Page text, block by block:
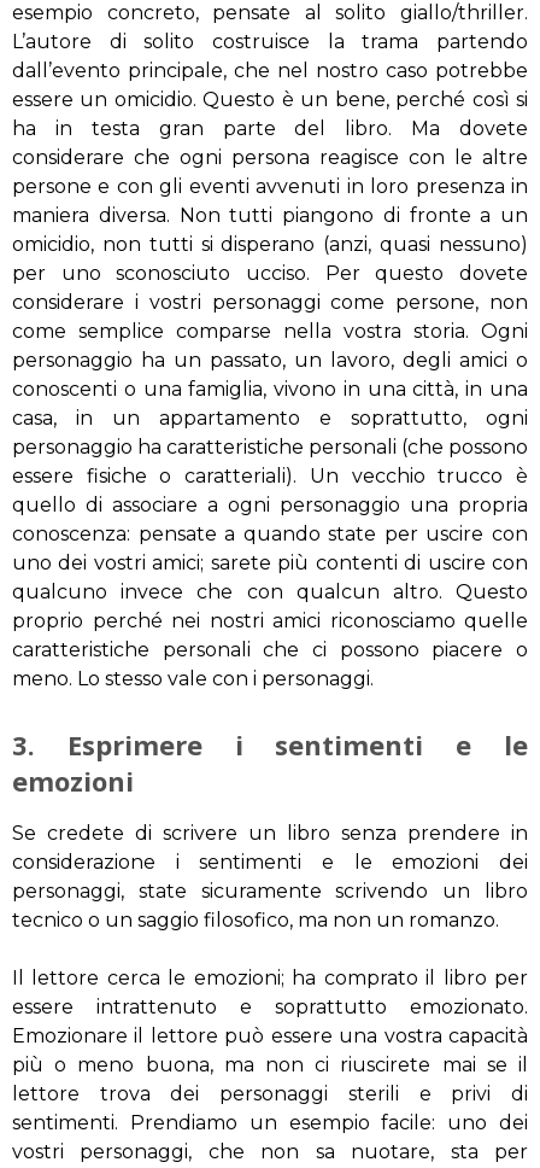
esempio concreto, pensate al solito giallo/thriller.
L’autore di solito costruisce la trama partendo
dall’evento principale, che nel nostro caso potrebbe
essere un omicidio. Questo è un bene, perché così si
ha in testa gran parte del libro. Ma dovete
considerare che ogni persona reagisce con le altre
persone e con gli eventi avvenuti in loro presenza in
maniera diversa. Non tutti piangono di fronte a un
omicidio, non tutti si disperano (anzi, quasi nessuno)
per uno sconosciuto ucciso. Per questo dovete
considerare i vostri personaggi come persone, non
come semplice comparse nella vostra storia. Ogni
personaggio ha un passato, un lavoro, degli amici o
conoscenti o una famiglia, vivono in una città, in una
casa, in un appartamento e soprattutto, ogni
personaggio ha caratteristiche personali (che possono
essere fisiche o caratteriali). Un vecchio trucco è
quello di associare a ogni personaggio una propria
conoscenza: pensate a quando state per uscire con
uno dei vostri amici; sarete più contenti di uscire con
qualcuno invece che con qualcun altro. Questo
proprio perché nei nostri amici riconosciamo quelle
caratteristiche personali che ci possono piacere o
meno. Lo stesso vale con i personaggi.
3. Esprimere i sentimenti e le
emozioni
Se credete di scrivere un libro senza prendere in
considerazione i sentimenti e le emozioni dei
personaggi, state sicuramente scrivendo un libro
tecnico o un saggio filosofico, ma non un romanzo.
Il lettore cerca le emozioni; ha comprato il libro per
essere intrattenuto e soprattutto emozionato.
Emozionare il lettore può essere una vostra capacità
più o meno buona, ma non ci riuscirete mai se il
lettore trova dei personaggi sterili e privi di
sentimenti. Prendiamo un esempio facile: uno dei
vostri personaggi, che non sa nuotare, sta per